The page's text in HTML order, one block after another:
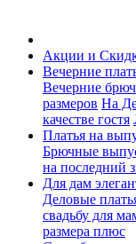
Акции и
Вечерние
Вечерние
размеров На
качестве гостя
Платья на
Брючные
на последний
Для дам
Деловые
свадьбу для
размера плюс